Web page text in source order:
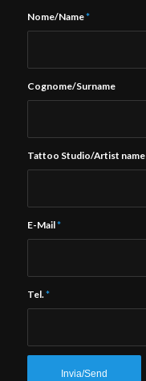
Nome/Name*
Cognome/Surname
Tattoo Studio/Artist name
E-Mail*
Tel.*